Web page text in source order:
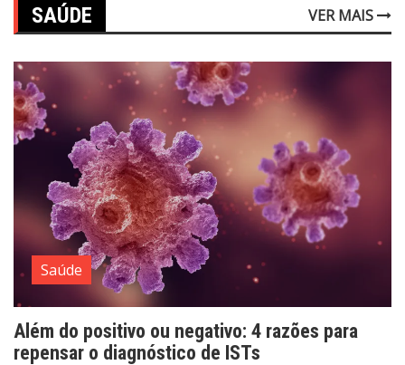
SAÚDE VER MAIS
Saúde
Além do positivo ou negativo: 4 razões para
repensar o diagnóstico de ISTs